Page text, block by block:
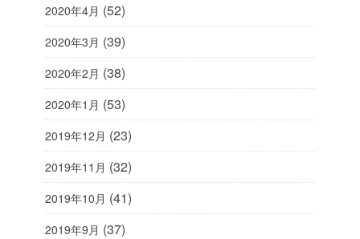
2020年4月 (52)
2020年3月 (39)
2020年2月 (38)
2020年1月 (53)
2019年12月 (23)
2019年11月 (32)
2019年10月 (41)
2019年9月 (37)